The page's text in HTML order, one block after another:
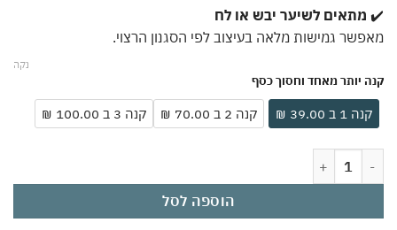
מתאים לשיער יבש או לח
גמישות מלאה בעיצוב לפי הסגנון הרצוי.
יותר מאחד וחסוך כסף
קנה 2 ב 70.00 ₪ קנה 3 ב 100.00 ₪
חוחובה לשיער, אחיזה חזקה במיוחד 100 מ"ל | לעיצוב מושלם וברק טבעי | על בסיס מים עם מינרלים מים המלח | מתאים לכל סוגי השיער
הוספה לסל